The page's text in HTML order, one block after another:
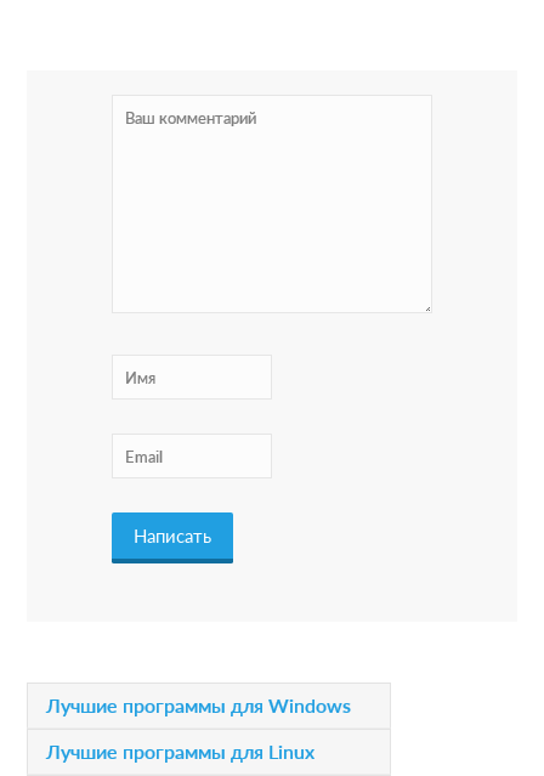
PЛучшие программы для Windows
Лучшие программы для Linux